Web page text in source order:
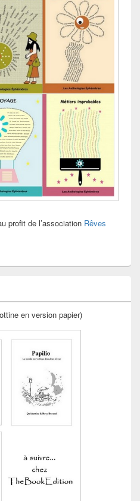
profit de l’association Rêves
en version papier)